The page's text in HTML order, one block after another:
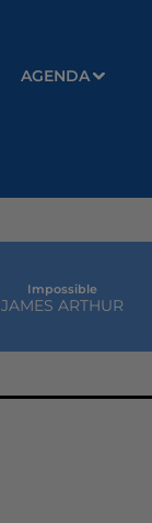
AGENDA
Impossible
JAMES ARTHUR